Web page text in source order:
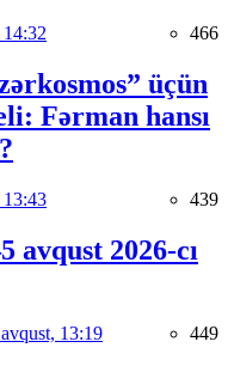
466
üçün
Fərman hansı
13:43 439
avqust 2026-cı
13:19 449